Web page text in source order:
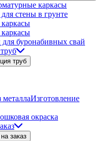
каркасы
стены в грунте
буронабивных свай
труб
Изготовление
окраска
заказ